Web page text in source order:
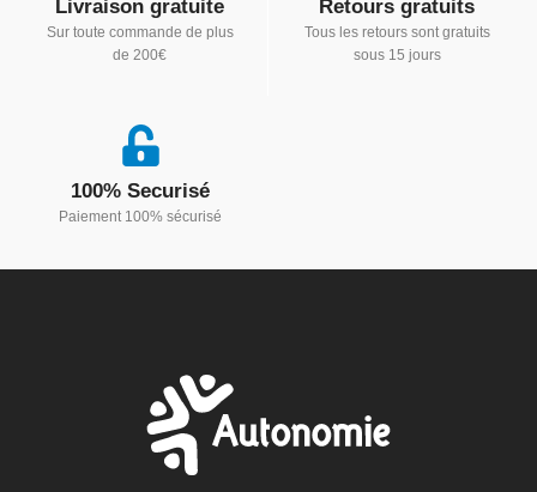
Livraison gratuite
Sur toute commande de plus
de 200€
Retours gratuits
Tous les retours sont gratuits
sous 15 jours
100% Securisé
Paiement 100% sécurisé